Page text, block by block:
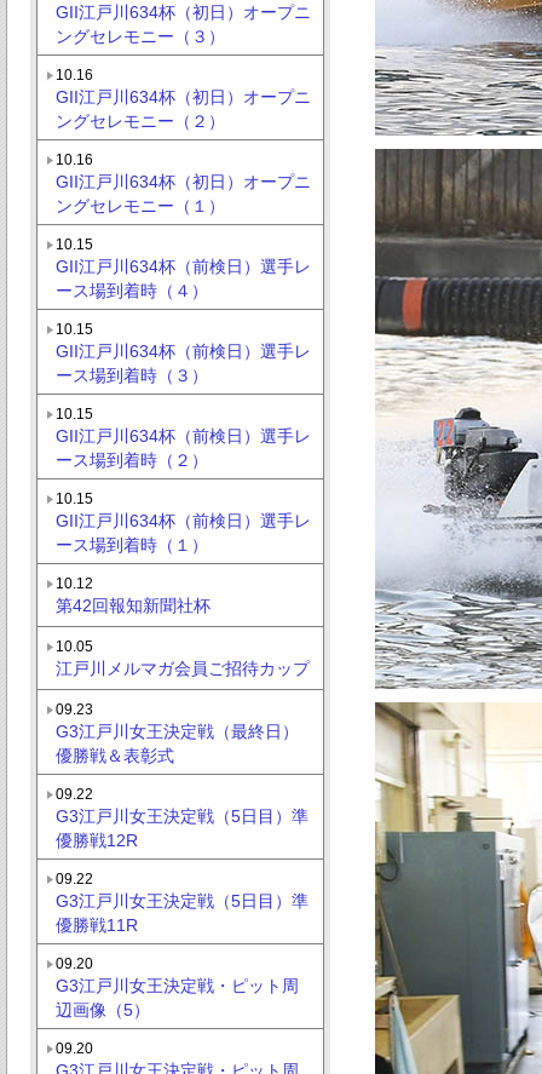
GII江戸川634杯（初日）オープニ
ングセレモニー（３）
10.16
GII江戸川634杯（初日）オープニ
ングセレモニー（２）
10.16
GII江戸川634杯（初日）オープニ
ングセレモニー（１）
10.15
GII江戸川634杯（前検日）選手レ
ース場到着時（４）
10.15
GII江戸川634杯（前検日）選手レ
ース場到着時（３）
10.15
GII江戸川634杯（前検日）選手レ
ース場到着時（２）
10.15
GII江戸川634杯（前検日）選手レ
ース場到着時（１）
10.12
第42回報知新聞社杯
10.05
江戸川メルマガ会員ご招待カップ
09.23
G3江戸川女王決定戦（最終日）
優勝戦＆表彰式
09.22
G3江戸川女王決定戦（5日目）準
優勝戦12R
09.22
G3江戸川女王決定戦（5日目）準
優勝戦11R
09.20
G3江戸川女王決定戦・ピット周
辺画像（5）
09.20
G3江戸川女王決定戦・ピット周